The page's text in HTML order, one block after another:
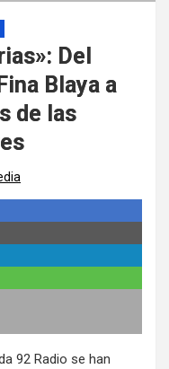
Del
Blaya a
de las
92 Radio se han